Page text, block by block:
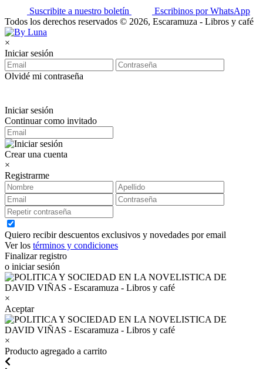
Suscribite a nuestro boletín
Escribinos por WhatsApp
Todos los derechos reservados © 2026, Escaramuza - Libros y café
×
Iniciar sesión
Olvidé mi contraseña
Iniciar sesión
Continuar como invitado
Crear una cuenta
×
Registrarme
Quiero recibir descuentos exclusivos y novedades por email
Ver los términos y condiciones
Finalizar registro
o iniciar sesión
×
Aceptar
×
Producto agregado a carrito